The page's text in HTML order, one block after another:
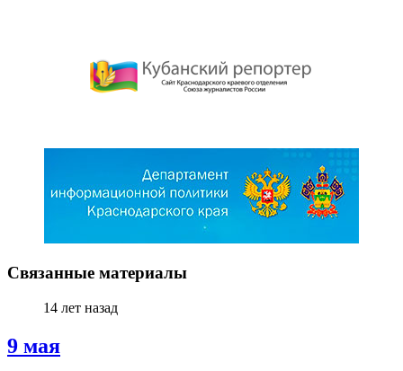
Связанные материалы
14 лет назад
9 мая